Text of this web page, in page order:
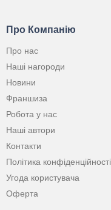
Про Компанію
Про нас
Наші нагороди
Новини
Франшиза
Робота у нас
Наші автори
Контакти
Політика конфіденційності
Угода користувача
Оферта